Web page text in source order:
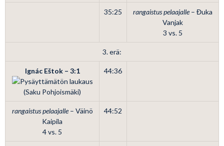
35:25 rangaistus pelaajalle– Đuka
Vanjak
3 vs. 5
3. erä:
Ignác Eštok – 3:1
(Saku Pohjoismäki)
44:36
rangaistus pelaajalle– Väinö
Kaipila
4 vs. 5
44:52